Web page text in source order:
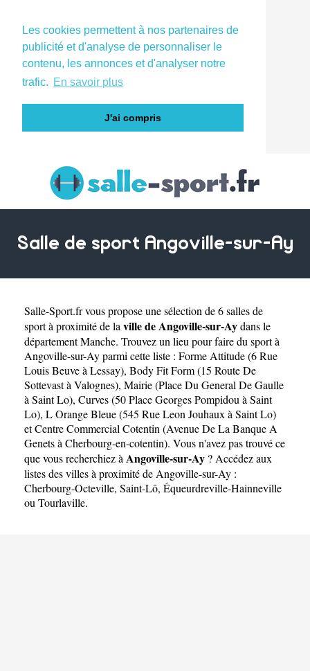
Les cookies permettent à nos partenaires de
publicité et d'analyse de personnaliser le
contenu, les annonces et d'analyser notre
trafic. En savoir plus
J'ai compris
Salle de sport Angoville-sur-Ay
Salle-Sport.frvous propose une sélection de 6 salles de
sport à proximité de la ville de Angoville-sur-Aydans le
départementManche. Trouvez un lieu pour faire du sport à
Angoville-sur-Ay parmi cette liste : Forme Attitude (6 Rue
Louis Beuve à Lessay), Body Fit Form (15 Route De
Sottevast à Valognes), Mairie (Place Du General De Gaulle
à Saint Lo), Curves (50 Place Georges Pompidou à Saint
Lo), L Orange Bleue (545 Rue Leon Jouhaux à Saint Lo)
etCentre Commercial Cotentin (Avenue De La Banque A
Genets à Cherbourg-en-cotentin). Vous n'avez pas trouvé ce
que vous recherchiez à Angoville-sur-Ay ? Accédez aux
listes des villes à proximité de Angoville-sur-Ay :
Cherbourg-Octeville, Saint-Lô, Équeurdreville-Hainneville
ou Tourlaville.